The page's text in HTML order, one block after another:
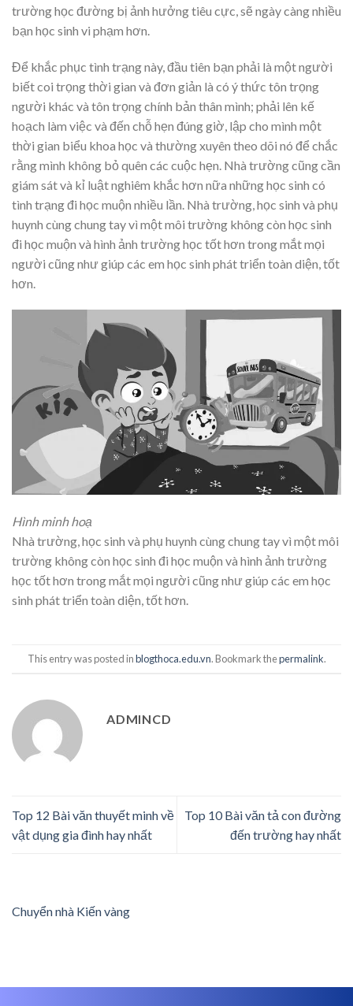
trường học đường bị ảnh hưởng tiêu cực, sẽ ngày càng nhiều
bạn học sinh vi phạm hơn.
Để khắc phục tình trạng này, đầu tiên bạn phải là một người
biết coi trọng thời gian và đơn giản là có ý thức tôn trọng
người khác và tôn trọng chính bản thân mình; phải lên kế
hoạch làm việc và đến chỗ hẹn đúng giờ, lập cho mình một
thời gian biểu khoa học và thường xuyên theo dõi nó để chắc
rằng mình không bỏ quên các cuộc hẹn. Nhà trường cũng cần
giám sát và kỉ luật nghiêm khắc hơn nữa những học sinh có
tình trạng đi học muộn nhiều lần. Nhà trường, học sinh và phụ
huynh cùng chung tay vì một môi trường không còn học sinh
đi học muộn và hình ảnh trường học tốt hơn trong mắt mọi
người cũng như giúp các em học sinh phát triển toàn diện, tốt
hơn.
Hình minh hoạ
Nhà trường, học sinh và phụ huynh cùng chung tay vì một môi
trường không còn học sinh đi học muộn và hình ảnh trường
học tốt hơn trong mắt mọi người cũng như giúp các em học
sinh phát triển toàn diện, tốt hơn.
This entry was posted inblogthoca.edu.vn. Bookmark thepermalink.
ADMINCD
Top 12 Bài văn thuyết minh về
vật dụng gia đình hay nhất
Top 10 Bài văn tả con đường
đến trường hay nhất
Chuyển nhà Kiến vàng